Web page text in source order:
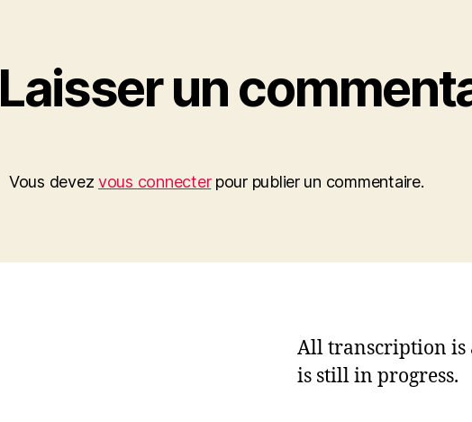
Laisser un
Vous devezvous connecterpour publier un commentaire.
All transcription is
is still in progress.